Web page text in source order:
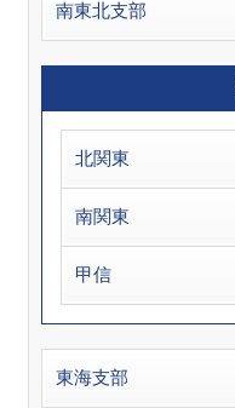
南東北支部
北関東
南関東
甲信
東海支部